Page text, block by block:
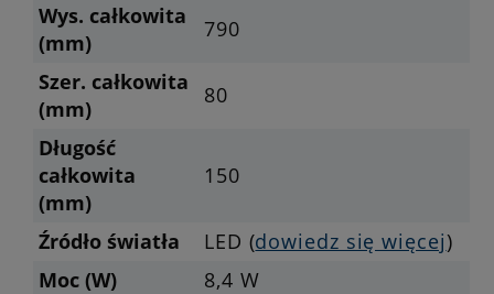
Wys. całkowita
(mm)
790
Szer. całkowita
(mm)
80
Długość
całkowita
(mm)
150
Źródło światła LED (dowiedz się więcej)
Moc (W)
8,4 W